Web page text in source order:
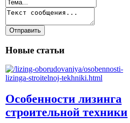
Новые статьи
Особенности лизинга
строительной техники